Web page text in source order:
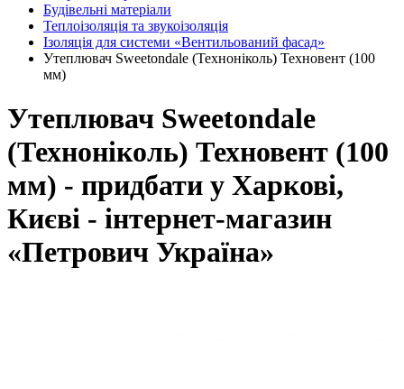
Будівельні матеріали
Теплоізоляція та звукоізоляція
Ізоляція для системи «Вентильований фасад»
Утеплювач Sweetondale (Техноніколь) Техновент (100
мм)
Утеплювач Sweetondale
(Техноніколь) Техновент (100
мм) - придбати у Харкові,
Києві - інтернет-магазин
«Петрович Україна»